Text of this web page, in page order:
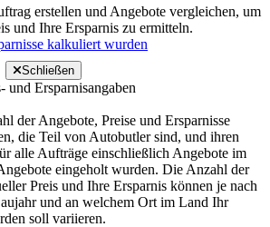
erstellen und Angebote vergleichen, um
und Ihre Ersparnis zu ermitteln.
kalkuliert wurden
Schließen
und Ersparnisangaben
der Angebote, Preise und Ersparnisse
die Teil von Autobutler sind, und ihren
alle Aufträge einschließlich Angebote im
eingeholt wurden. Die Anzahl der
Preis und Ihre Ersparnis können je nach
und an welchem Ort im Land Ihr
soll variieren.